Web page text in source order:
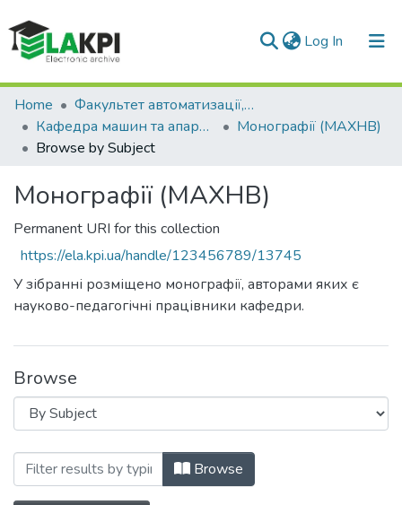
Log In (current)
Communities & Collections
All of DSpace
Home
Факультет автоматизації, промислової інженерії та екології (ФАПІЕ)
Кафедра машин та апаратів хімічних і нафтопереробних виробництв (МАХНВ)
Монографії (МАХНВ)
Browse by Subject
Монографії (МАХНВ)
Permanent URI for this collection
https://ela.kpi.ua/handle/123456789/13745
У зібранні розміщено монографії, авторами яких є
науково-педагогічні працівники кафедри.
Browse
Browsing Монографії (МАХНВ) by
Browse